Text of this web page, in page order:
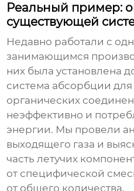
Реальный пример:
существующей
Недавно работали с
занимающимся
них была установлена
система абсорбции для
органических
неэффективно и
энергии. Мы провели
выходящего газа и
частьлетучих
от специфической
от общего количества.